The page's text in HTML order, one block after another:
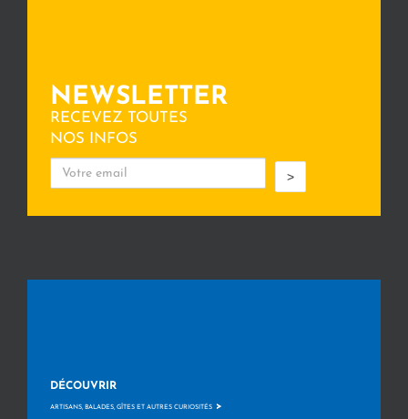
NEWSLETTER
RECEVEZ TOUTES
NOS INFOS
>
DÉCOUVRIR
ARTISANS, BALADES, GÎTES ET AUTRES CURIOSITÉS >